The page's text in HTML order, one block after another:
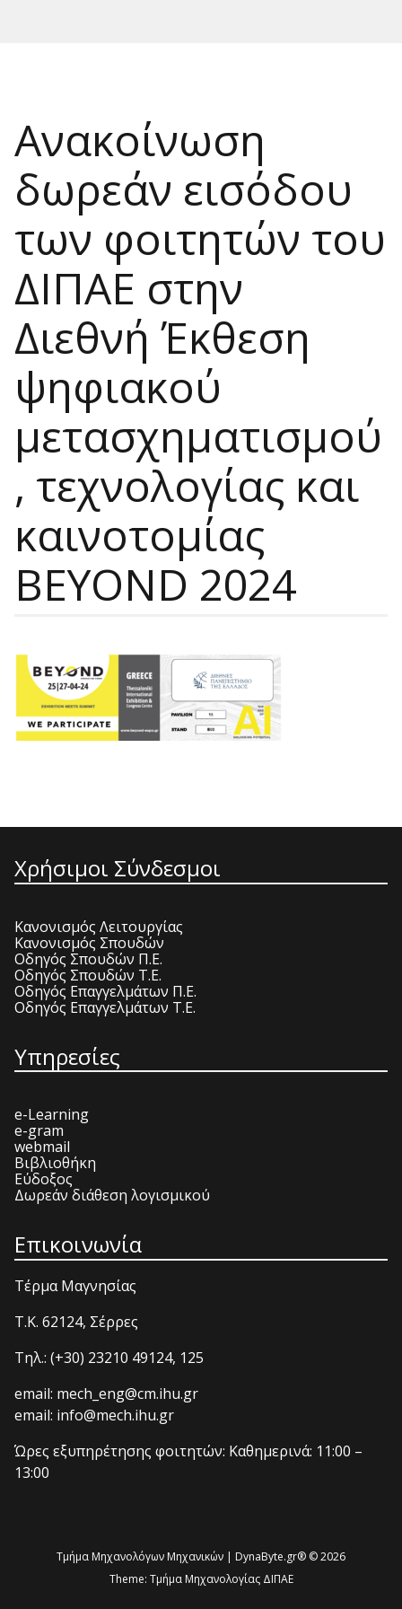
Ανακοίνωση
δωρεάν εισόδου
των φοιτητών του
ΔΙΠΑΕ στην
Διεθνή Έκθεση
ψηφιακού
μετασχηματισμού
, τεχνολογίας και
καινοτομίας
BEYOND 2024
Χρήσιμοι Σύνδεσμοι
Κανονισμός Λειτουργίας
Κανονισμός Σπουδών
Οδηγός Σπουδών Π.Ε.
Οδηγός Σπουδών Τ.Ε.
Οδηγός Επαγγελμάτων Π.Ε.
Οδηγός Επαγγελμάτων Τ.Ε.
Υπηρεσίες
e-Learning
e-gram
webmail
Βιβλιοθήκη
Εύδοξος
Δωρεάν διάθεση λογισμικού
Επικοινωνία
Τέρμα Μαγνησίας
T.K. 62124, Σέρρες
Τηλ.: (+30) 23210 49124, 125
email: mech_eng@cm.ihu.gr
email: info@mech.ihu.gr
Ώρες εξυπηρέτησης φοιτητών: Καθημερινά: 11:00 –
13:00
Τμήμα Μηχανολόγων Μηχανικών | DynaByte.gr® © 2026
Theme: Τμήμα Μηχανολογίας ΔΙΠΑΕ